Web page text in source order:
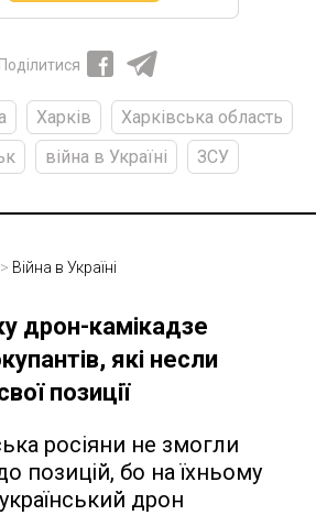
Поділитися
Харків
Харківська область
війна в Україні ЗСУ
> Війна в Україні
дрон-камікадзе
які несли
позиції
росіяни не змогли
позицій, бо на їхньому
дрон